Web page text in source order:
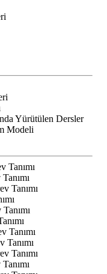
Yürütülen Dersler
Modeli
Tanımı
Tanımı
Tanımı
Tanımı